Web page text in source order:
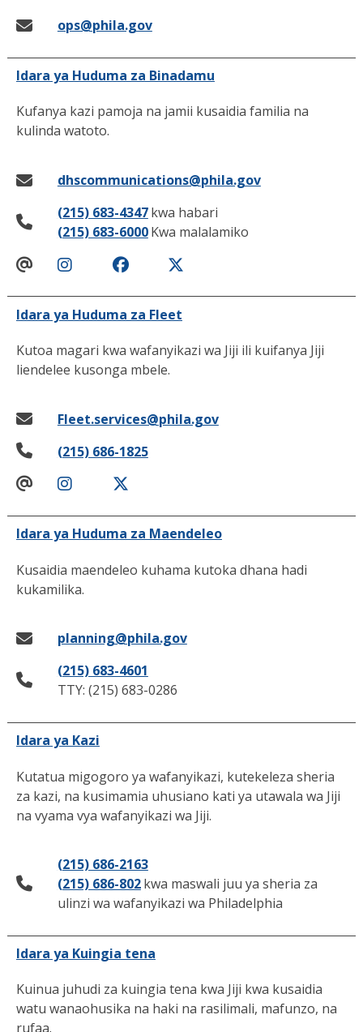
ops@phila.gov
Idara ya Huduma za Binadamu
Kufanya kazi pamoja na jamii kusaidia familia na
kulinda watoto.
dhscommunications@phila.gov
(215) 683-4347kwa habari
(215) 683-6000Kwa malalamiko
Idara ya Huduma za Fleet
Kutoa magari kwa wafanyikazi wa Jiji ili kuifanya Jiji
liendelee kusonga mbele.
Fleet.services@phila.gov
(215) 686-1825
Idara ya Huduma za Maendeleo
Kusaidia maendeleo kuhama kutoka dhana hadi
kukamilika.
planning@phila.gov
(215) 683-4601
TTY: (215) 683-0286
Idara ya Kazi
Kutatua migogoro ya wafanyikazi, kutekeleza sheria
za kazi, na kusimamia uhusiano kati ya utawala wa Jiji
na vyama vya wafanyikazi wa Jiji.
(215) 686-2163
(215) 686-802kwa maswali juu ya sheria za
ulinzi wa wafanyikazi wa Philadelphia
Idara ya Kuingia tena
Kuinua juhudi za kuingia tena kwa Jiji kwa kusaidia
watu wanaohusika na haki na rasilimali, mafunzo, na
rufaa.